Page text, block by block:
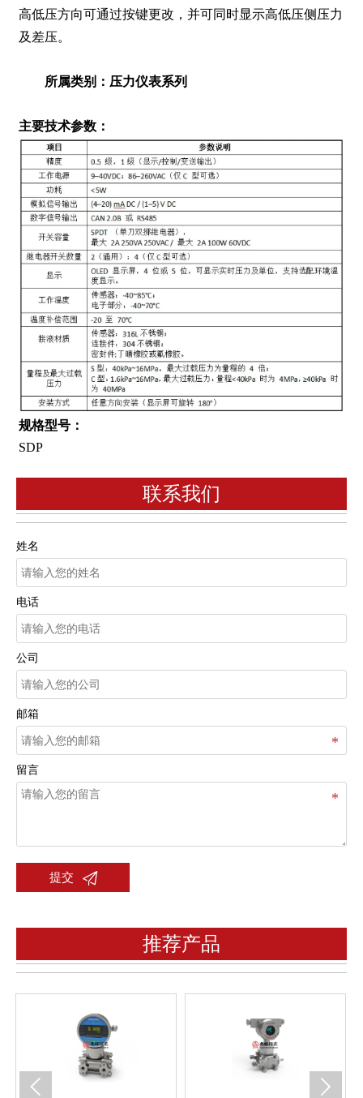
高低压方向可通过按键更改，并可同时显示高低压侧压力
及差压。
所属类别：压力仪表系列
主要技术参数：
规格型号：
SDP
联系我们
姓名
电话
公司
邮箱
留言
提交 
推荐产品
 